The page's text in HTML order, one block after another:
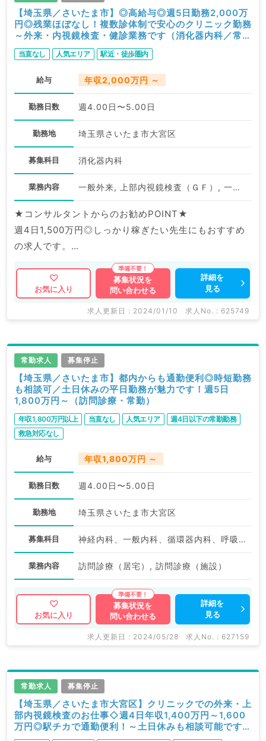
【埼玉県／さいたま市】◎高給与◎週5日勤務2,000万
円◎残業ほぼなし！複数診体制で安心のクリニック勤務
～外来・内視鏡検査・健診業務です（消化器内科／常
勤）
当直なし 人気エリア 駅近・徒歩圏内
給与 年収2,000万円 ～
勤務日数 週4.00日〜5.00日
勤務地 埼玉県さいたま市大宮区
募集科目 消化器内科
業務内容 一般外来, 上部内視鏡検査（ＧＦ）, 一般健診・人間ドック
★コンサルタントからのお勧めPOINT★
週4日1,500万円◎しっかり稼ぎたい先生にもおすすめ
の求人です。
人気エリアでのご勤務＆最寄り駅より徒歩圏内で通勤便
マイナビDOCTORでは病院やクリニックなどの医療機
掲載情報以外にも産業医等の企業系求人も多数扱ってい
ます。
求人内容の詳細等はお気軽にお問合せ下さい。
お気に入り
募集状況を
問い合わせる
詳細を
見る
求人更新日 : 2024/01/10 求人No. : 625749
常勤求人 募集停止
【埼玉県／さいたま市】都内からも通勤便利◎時短勤務
も相談可／土日休みの平日勤務が魅力です！週5日
1,800万円～（訪問診療・常勤）
年収1,800万円以上 当直なし 人気エリア
週4日以下の常勤勤務
救急対応なし
給与 年収1,800万円 ～
勤務日数 週4.00日〜5.00日
勤務地 埼玉県さいたま市大宮区
募集科目 神経内科、一般内科、循環器内科、呼吸器内科、消化器内科、内分泌・代謝内科、腎臓内科、老年内科、血液内科、外科系全般、一般外科、消化器外科
業務内容 訪問診療（居宅）, 訪問診療（施設）
お気に入り
募集状況を
問い合わせる
詳細を
見る
求人更新日 : 2024/05/28 求人No. : 627159
常勤求人 募集停止
【埼玉県／さいたま市大宮区】クリニックでの外来・上
部内視鏡検査のお仕事◇週4日年収1,400万円～1,600
万円◎駅チカで通勤便利！～土日休みも相談可能です～
（消化器内科／常勤）